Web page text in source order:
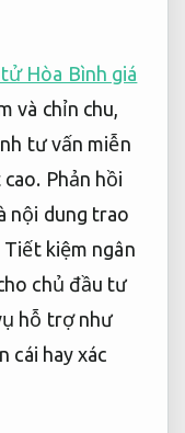
Hòa Bình giá
và chỉn chu,
tư vấn miễn
Phản hồi
nội dung trao
Tiết kiệm ngân
chủ đầu tư
hỗ trợ như
cái hay xác